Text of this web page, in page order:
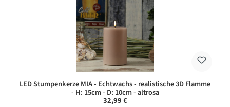
LED Stumpenkerze MIA - Echtwachs - realistische 3D Flamme
- H: 15cm - D: 10cm - altrosa
Regulärer Preis:
32,99 €